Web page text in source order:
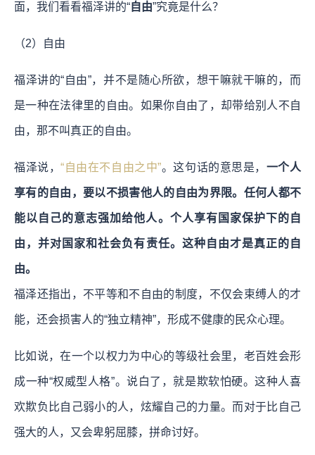
面，我们看看福泽讲的“ 自由”究竟是什么？
（2）自由
福泽讲的“自由”，并不是随心所欲，想干嘛就干嘛的，而
是一种在法律里的自由。如果你自由了，却带给别人不自
由，那不叫真正的自由。
福泽说，“自由在不自由之中”。这句话的意思是， 一个人
享有的自由，要以不损害他人的自由为界限。任何人都不
能以自己的意志强加给他人。个人享有国家保护下的自
由，并对国家和社会负有 责任。这种自由才是真正的自
由。
福泽还指出，不平等和不自由的制度，不仅会束缚人的才
能，还会损害人的“独立精神”，形成不健康的民众心理。
比如说，在一个以权力为中心的等级社会里，老百姓会形
成一种“权威型人格”。说白了，就是欺软怕硬。这种人喜
欢欺负比自己弱小的人，炫耀自己的力量。而对于比自己
强大的人，又会卑躬屈膝，拼命讨好。